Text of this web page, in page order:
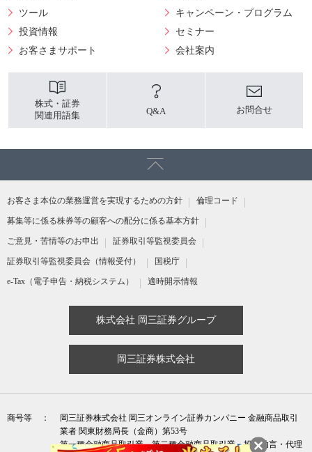
ツール
キャンペーン・プログラム
投資情報
セミナー
お客さまサポート
会社案内
株式・証券
関連用語集
Q&A お問合せ
お客さま本位の業務運営を実現するための方針 倫理コード
募集等に係る株券等の顧客への配分に係る基本方針
ご意見・苦情等のお申出 証券取引等監視委員会
証券取引等監視委員会（情報受付） 国税庁
e-Tax（電子申告・納税システム） 適時開示情報
株式会社 岡三証券グループ
岡三証券株式会社
商号等
岡三証券株式会社 岡三オンライン証券カンパニー 金融商品取引
業者 関東財務局長（金商）第53号
第一種金融商品取引業、第二種金融商品取引業、投資助言・代理